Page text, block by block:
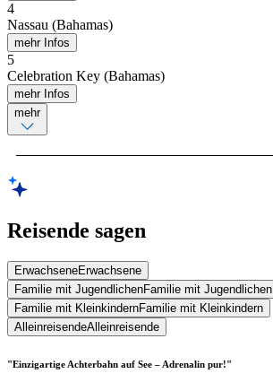
4
Nassau (Bahamas)
mehr Infos
5
Celebration Key (Bahamas)
mehr Infos
mehr
Reisende sagen
ErwachseneErwachsene
Familie mit JugendlichenFamilie mit Jugendlichen
Familie mit KleinkindernFamilie mit Kleinkindern
AlleinreisendeAlleinreisende
"Einzigartige Achterbahn auf See – Adrenalin pur!"